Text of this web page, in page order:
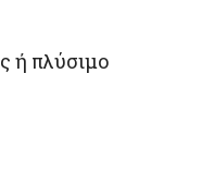
ή πλύσιμο